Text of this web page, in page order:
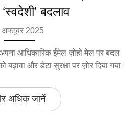
बदलाव
अक्तूबर 2025
आधिकारिक ईमेल ज़ोहो मेल पर बदल
और डेटा सुरक्षा पर ज़ोर दिया गया।
अधिक जानें